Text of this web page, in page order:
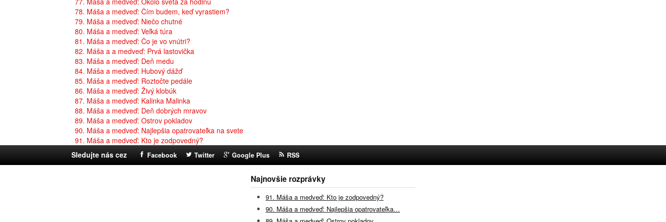
78. Máša a medveď: Čím budem, keď vyrastiem?
79. Máša a medveď: Niečo chutné
80. Máša a medveď: Veľká túra
81. Máša a medveď: Čo je vo vnútri?
82. Máša a a medveď: Prvá lastovička
83. Máša a medveď: Deň medu
84. Máša a medveď: Hubový dážď
85. Máša a medveď: Roztočte pedále
86. Máša a medveď: Živý klobúk
87. Máša a medveď: Kalinka Malinka
88. Máša a medveď: Deň dobrých mravov
89. Máša a medveď: Ostrov pokladov
90. Máša a medveď: Najlepšia opatrovateľka na svete
91. Máša a medveď: Kto je zodpovedný?
Sledujte nás cez Facebook Twitter Google Plus RSS
Najnovšie rozprávky
91. Máša a medveď: Kto je zodpovedný?
90. Máša a medveď: Najlepšia opatrovateľka…